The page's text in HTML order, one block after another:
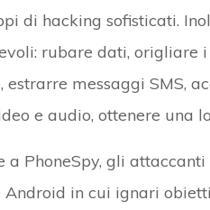
di hacking sofisticati.
rubare dati, origliare
estrarre messaggi SMS,
e audio, ottenere una
a PhoneSpy, gli
in cui ignari